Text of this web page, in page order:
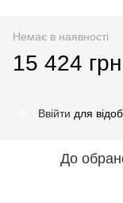
Немає в наявності
15 424 грн
Ввійти для
До